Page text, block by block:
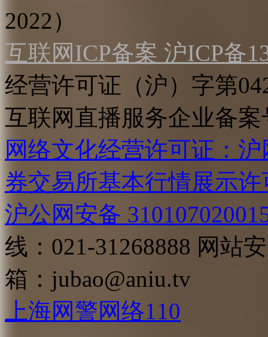
2022）
互联网ICP备案 沪ICP备
经营许可证（沪）字第
互联网直播服务企业备案
网络文化经营许可证：
券交易所基本行情展示许
沪公网安备
线：021-31268888 网站
箱： jubao@aniu.tv
上海网警网络110